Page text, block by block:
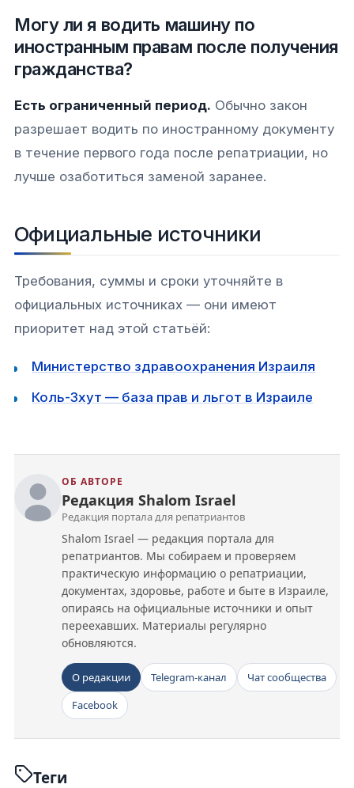
Могу ли я водить машину по
иностранным правам после получения
гражданства?
Есть ограниченный период. Обычно закон
разрешает водить по иностранному документу
в течение первого года после репатриации, но
лучше озаботиться заменой заранее.
Официальные источники
Требования, суммы и сроки уточняйте в
официальных источниках — они имеют
приоритет над этой статьёй:
Министерство здравоохранения Израиля
Коль-Зхут — база прав и льгот в Израиле
ОБ АВТОРЕ
Редакция Shalom Israel
Редакция портала для репатриантов
Shalom Israel — редакция портала для
репатриантов. Мы собираем и проверяем
практическую информацию о репатриации,
документах, здоровье, работе и быте в Израиле,
опираясь на официальные источники и опыт
переехавших. Материалы регулярно
обновляются.
О редакции Telegram-канал
Чат сообщества
Facebook
Теги